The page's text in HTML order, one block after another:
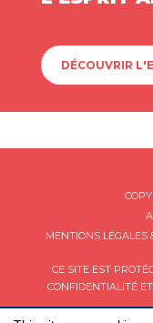
DÉCOUVRIR
MENTIONS LÉGALES
CE SITE EST
CONFIDENTIALITÉET